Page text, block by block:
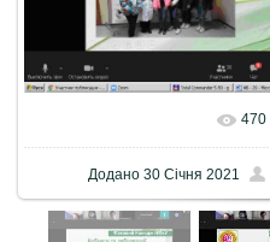
470
Додано 30 Січня 2021